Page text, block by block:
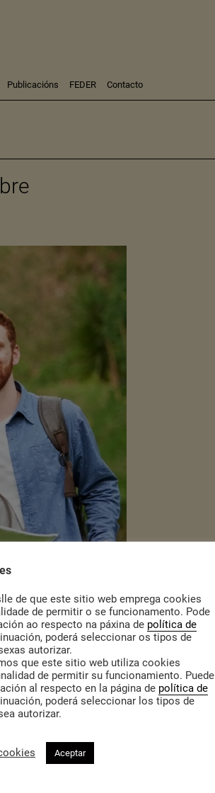
Publicacións FEDER Contacto
unha
A
das dinámicas
que
o reparto
de que este sitio web emprega cookies
de permitir o se funcionamento. Pode
ao respecto na páxina de política de
poderá seleccionar os tipos de
autorizar.
que este sitio web utiliza cookies
de permitir su funcionamiento. Puede
al respecto en la página de política de
poderá seleccionar los tipos de
autorizar.
Aceptar